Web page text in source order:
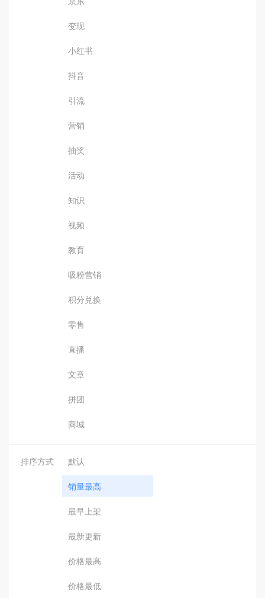
变现
小红书
抖音
引流
营销
抽奖
活动
知识
视频
教育
吸粉营销
积分兑换
零售
直播
文章
拼团
商城
排序方式 默认
销量最高
最早上架
最新更新
价格最高
价格最低